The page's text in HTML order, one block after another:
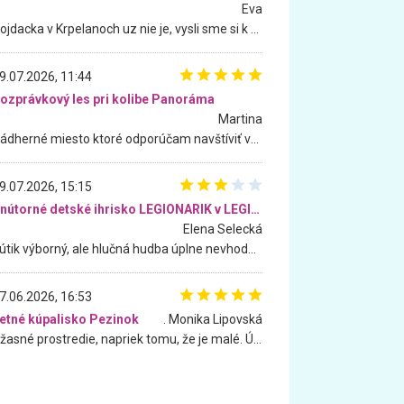
Eva
11:44
les pri kolibe Panoráma
Martina
15:15
Vnútorné detské ihrisko LEGIONARIK v LEGIA Fitness
Elena Selecká
16:53
kúpalisko Pezinok
. Monika Lipovská